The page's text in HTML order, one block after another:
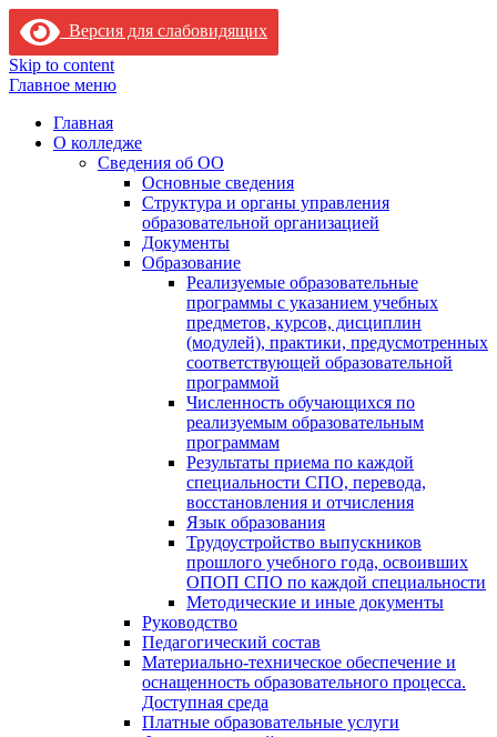
Версия для слабовидящих
Skip to content
Главное меню
Главная
О колледже
Сведения об ОО
Основные сведения
Структура и органы управления
образовательной организацией
Документы
Образование
Реализуемые образовательные
программы с указанием учебных
предметов, курсов, дисциплин
(модулей), практики, предусмотренных
соответствующей образовательной
программой
Численность обучающихся по
реализуемым образовательным
программам
Результаты приема по каждой
специальности СПО, перевода,
восстановления и отчисления
Язык образования
Трудоустройство выпускников
прошлого учебного года, освоивших
ОПОП СПО по каждой специальности
Методические и иные документы
Руководство
Педагогический состав
Материально-техническое обеспечение и
оснащенность образовательного процесса.
Доступная среда
Платные образовательные услуги